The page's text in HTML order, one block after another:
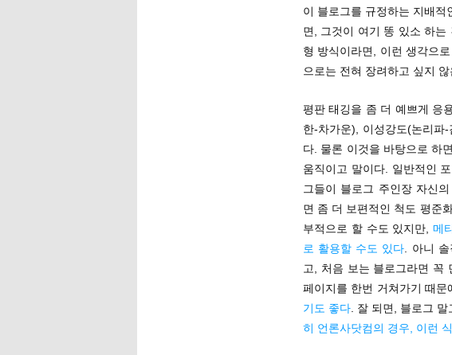
이 블로그를 규정하는 지배
면, 그것이 여기 똥 있소 하는
형 방식이라면, 이런 생각으
으로는 전혀 장려하고 싶지
평판 태깅을 좀 더 예쁘게 응
한-차가운), 이성강도(논리파
다. 물론 이것을 바탕으로 하
움직이고 말이다. 일반적인
그들이 블로그 주인장 자신
면 좀 더 보편적인 척도 평준
부적으로 할 수도 있지만,메
로 활용할 수도 있다 . 아니
고, 처음 보는 블로그라면 꼭
페이지를 한번 거쳐가기 때
기도 좋다. 잘 되면, 블로그
히 언론사닷컴의 경우, 이런